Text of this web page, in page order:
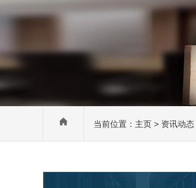
当前位置： 主页 > 资讯动态